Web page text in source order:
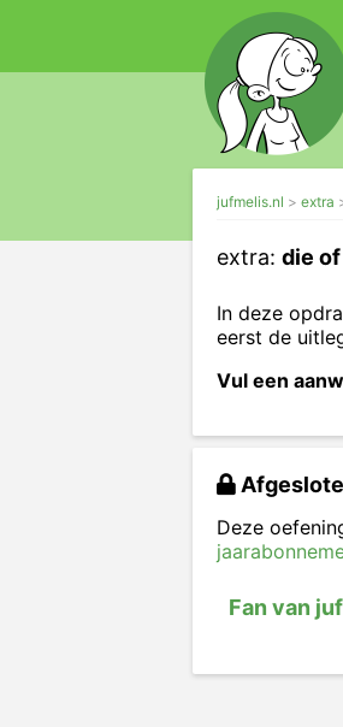
jufmelis.nl extra
extra: die
In deze
eerst de
Vul een
Deze
Fan van